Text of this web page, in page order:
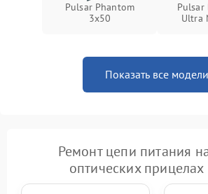
Pulsar Phantom
3x50
Pulsar
Ultra
Показать все модели
Ремонт цепи питания
оптических прицелах